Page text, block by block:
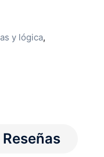
y lógica,
Reseñas